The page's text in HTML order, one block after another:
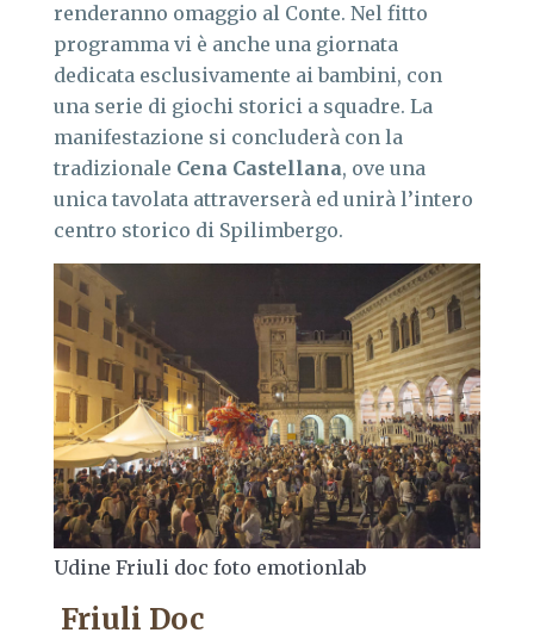
renderanno omaggio al Conte. Nel fitto
programma vi è anche una giornata
dedicata esclusivamente ai bambini, con
una serie di giochi storici a squadre. La
manifestazione si concluderà con la
tradizionale Cena Castellana, ove una
unica tavolata attraverserà ed unirà l’intero
centro storico di Spilimbergo.
Udine Friuli doc foto emotionlab
Friuli Doc